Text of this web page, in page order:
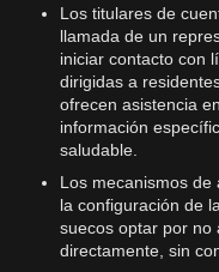
Los titulares de
llamada de un
iniciar contacto con
dirigidas a
ofrecen asistencia
información
saludable.
Los mecanismos
la configuración de
suecos optar por no
directamente, sin